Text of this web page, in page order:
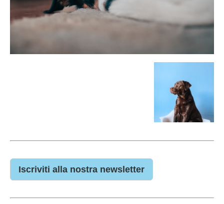
Iscriviti alla nostra newsletter